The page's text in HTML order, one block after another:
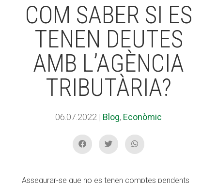
COM SABER SI ES
TENEN DEUTES
AMB L’AGÈNCIA
TRIBUTÀRIA?
06.07.2022 | Blog, Econòmic
Assegurar-se que no es tenen comptes pendents
ACCIÓ SOCIAL I JOVES
ESPLAIS
SUPORT TERCER SECTOR
ACCIÓ SOCIAL I JOVES
ESPLAIS
SUPORT TERCER SECTOR